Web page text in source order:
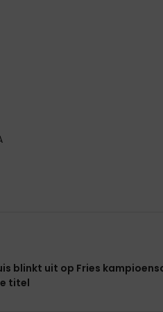
blinkt uit op Fries
titel